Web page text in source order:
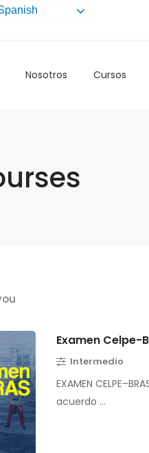
Nosotros Cursos
Examen Celpe-
Intermedio
EXAMEN
acuerdo …